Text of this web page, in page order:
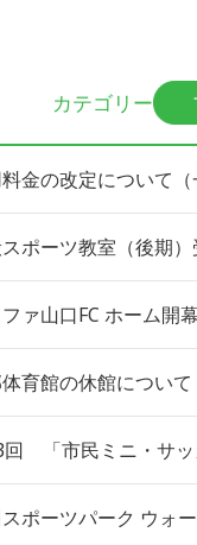
カテゴリー
金の改定について（
ポーツ教室（後期
ァ山口FC ホーム開
育館の休館について
回 「市民ミニ・サ
ポーツパーク ウォ